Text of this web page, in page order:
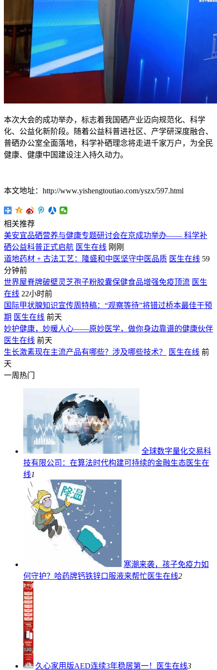
本次大会的成功举办，标志着我国硒产业迈向规范化、科学
化、公益化新阶段。随着公益科普进社区、产学研深度融合、
普硒办公室全面落地，科学补硒理念将走进千家万户，为全民
健康、健康中国建设注入持久动力。
本文地址：http://www.yishengtoutiao.com/yszx/597.html
相关推荐
美安宜品硒营养与健康专题研讨会在京成功举办—— 科学补
硒公益科普正式启航 医生在线 刚刚
道地药材 + 古法工艺：隆盛和中医坚守中医品质 医生在线 59
分钟前
世界屋脊牌破壁灵芝孢子粉胶囊保健食品增强免疫顶流 医生
在线 22小时前
国际甲状腺知识宣传周特稿：“观察等待”将错过桥本最佳干预
期 医生在线 前天
​妙护健康，妙暖人心——原妙医学，做你身边靠谱的健康伙伴
医生在线 前天
生长激素现在主流产品有哪些？涉及哪些技术？
医生在线 前
天
一周热门
全球数字量化交易科
技有限公司：在算法时代构建可持续的金融生态医生在
线1
寒潮来袭，孩子免疫力如
何守护？哈药牌钙铁锌口服液来帮忙医生在线2
久心家用版AED连续3年稳居第一！ 医生在线3